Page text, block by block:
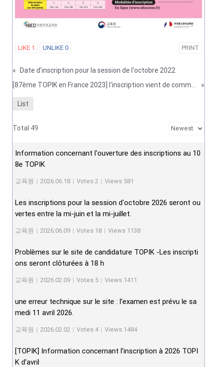
LIKE 1 UNLIKE 0 PRINT
«
Date d'inscription pour la session de l'octobre 2022
»
List
Total 49
Information concernant l'ouverture des inscriptions au 10
8e TOPIK
교육원 | 2026.06.18 | Votes 2 | Views 581
Les inscriptions pour la session d'octobre 2026 seront ou
vertes entre la mi-juin et la mi-juillet.
교육원 | 2026.06.09 | Votes 18 | Views 1138
Problèmes sur le site de candidature TOPIK -Les inscripti
ons seront clôturées à 18 h
교육원 | 2026.02.09 | Votes 5 | Views 1411
une erreur technique sur le site : l’examen est prévu le sa
medi 11 avril 2026.
교육원 | 2026.02.02 | Votes 4 | Views 1484
[TOPIK] Information concernant l’inscription à 2026 TOPI
K d’avril